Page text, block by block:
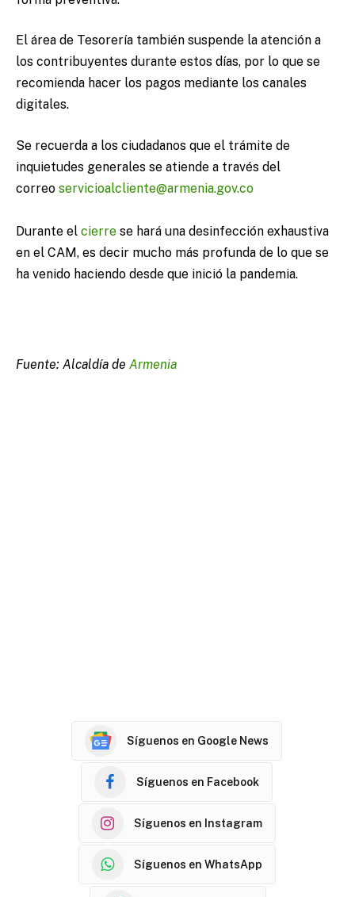
El área de Tesorería también suspende la atención a
los contribuyentes durante estos días, por lo que se
recomienda hacer los pagos mediante los canales
digitales.
Se recuerda a los ciudadanos que el trámite de
inquietudes generales se atiende a través del
correo servicioalcliente@armenia.gov.co
Durante el cierre se hará una desinfección exhaustiva
en el CAM, es decir mucho más profunda de lo que se
ha venido haciendo desde que inició la pandemia.
Fuente: Alcaldía de Armenia
Síguenos en Google News
Síguenos en Facebook
Síguenos en Instagram
Síguenos en WhatsApp